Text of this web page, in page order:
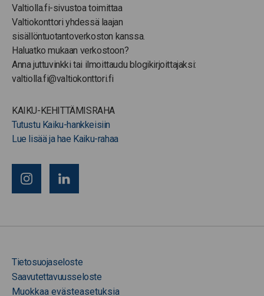
Valtiolla.fi-sivustoa toimittaa
Valtiokonttori yhdessä laajan
sisällöntuotantoverkoston kanssa.
Haluatko mukaan verkostoon?
Anna juttuvinkki tai ilmoittaudu blogikirjoittajaksi:
valtiolla.fi@valtiokonttori.fi
KAIKU-KEHITTÄMISRAHA
Tutustu Kaiku-hankkeisiin
Lue lisää ja hae Kaiku-rahaa
Tietosuojaseloste
Saavutettavuusseloste
Muokkaa evästeasetuksia